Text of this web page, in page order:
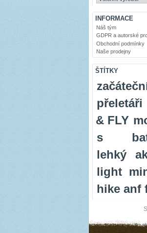
INFORMACE
Náš tým
GDPR a autorské
Obchodní podmínky
Naše prodejny
ŠTÍTKY
přeletáři
& FLY
s
lehký
light
hike anf